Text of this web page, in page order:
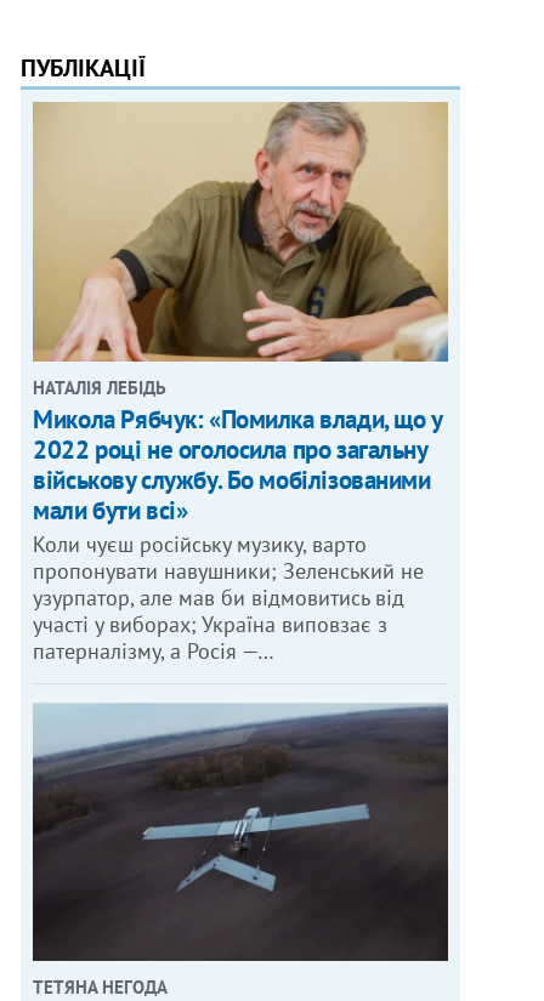
ПУБЛІКАЦІЇ
НАТАЛІЯ ЛЕБІДЬ
Микола Рябчук: «Помилка влади, що у
2022 році не оголосила про загальну
військову службу. Бо мобілізованими
мали бути всі»
Коли чуєш російську музику, варто
пропонувати навушники; Зеленський не
узурпатор, але мав би відмовитись від
участі у виборах; Україна виповзає з
патерналізму, а Росія —…
ТЕТЯНА НЕГОДА